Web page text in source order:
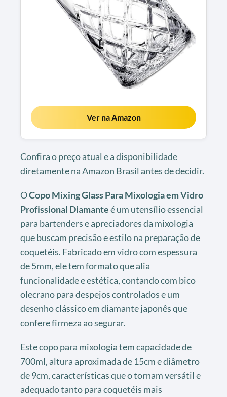
Ver na Amazon
Confira o preço atual e a disponibilidade
diretamente na Amazon Brasil antes de decidir.
OCopo Mixing Glass Para Mixologia em Vidro
Profissional Diamanteé um utensílio essencial
para bartenders e apreciadores da mixologia
que buscam precisão e estilo na preparação de
coquetéis. Fabricado em vidro com espessura
de 5mm, ele tem formato que alia
funcionalidade e estética, contando com bico
olecrano para despejos controlados e um
desenho clássico em diamante japonês que
confere firmeza ao segurar.
Este copo para mixologia tem capacidade de
700ml, altura aproximada de 15cm e diâmetro
de 9cm, características que o tornam versátil e
adequado tanto para coquetéis mais